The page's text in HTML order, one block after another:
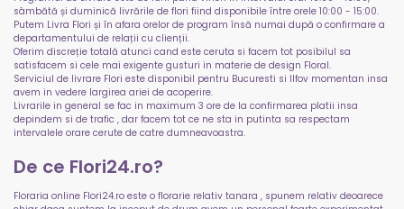
sâmbătă și duminică livrările de flori fiind disponibile între orele 10:00 - 15:00.
Putem Livra Flori și în afara orelor de program însă numai după o confirmare a
departamentului de relații cu clienții.
Oferim discreție totală atunci cand este ceruta si facem tot posibilul sa
satisfacem si cele mai exigente gusturi in materie de design Floral.
Serviciul de livrare Flori este disponibil pentru Bucuresti si Ilfov momentan insa
avem in vedere largirea ariei de acoperire.
Livrarile in general se fac in maximum 3 ore de la confirmarea platii insa
depindem si de trafic , dar facem tot ce ne sta in putinta sa respectam
intervalele orare cerute de catre dumneavoastra.
De ce Flori24.ro?
Floraria online Flori24.ro este o florarie relativ tanara , spunem relativ deoarece